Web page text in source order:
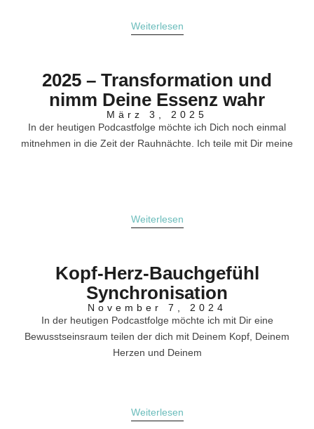
Weiterlesen
2025 – Transformation und
nimm Deine Essenz wahr
März 3, 2025
In der heutigen Podcastfolge möchte ich Dich noch einmal
mitnehmen in die Zeit der Rauhnächte. Ich teile mit Dir meine
Weiterlesen
Kopf-Herz-Bauchgefühl
Synchronisation
November 7, 2024
In der heutigen Podcastfolge möchte ich mit Dir eine
Bewusstseinsraum teilen der dich mit Deinem Kopf, Deinem
Herzen und Deinem
Weiterlesen